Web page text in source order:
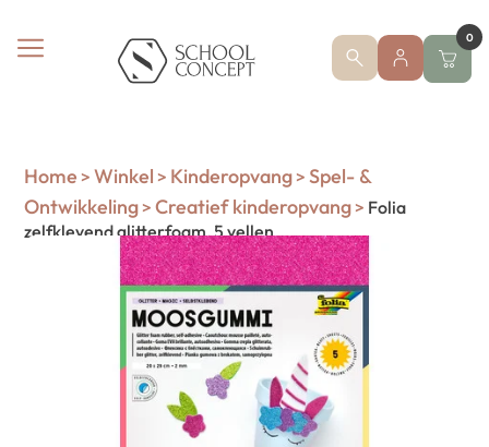
0
Home > Winkel > Kinderopvang> Spel- &
Ontwikkeling> Creatief kinderopvang> Folia
zelfklevend glitterfoam, 5 vellen